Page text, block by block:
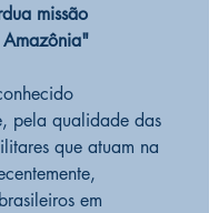
missão
pela qualidade das
que atuam na
em